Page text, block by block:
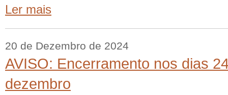
Ler mais
20 de Dezembro de 2024
AVISO: Encerramento nos dias
dezembro